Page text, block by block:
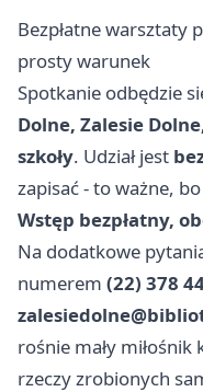
Bezpłatne warsztaty
prosty warunek
Spotkanie odbędzie
Dolne, Zalesie
szkoły. Udział jest
zapisać - to ważne,
Wstęp bezpłatny,
Na dodatkowe
numerem (22) 378
rośnie mały
rzeczy zrobionych